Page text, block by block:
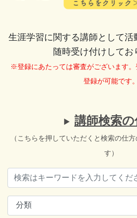
生涯学習に関する講師として活
随時受け付けしてお
※登録にあたっては審査がございます
登録が可能です。
講師検索
（こちらを押していただくと検索の仕
す）